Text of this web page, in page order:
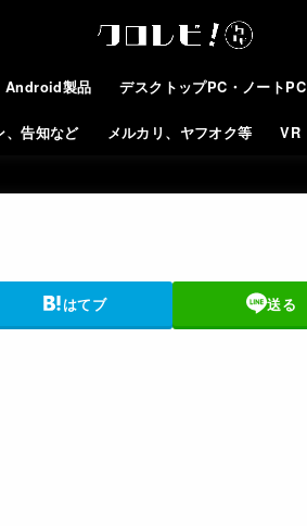
Android製品 デスクトップPC・ノートPC
、告知など メルカリ、ヤフオク等 VR
はてブ 送る